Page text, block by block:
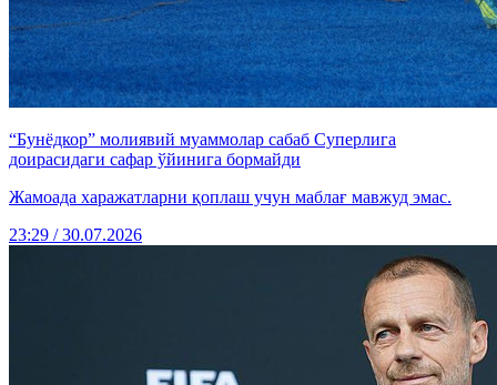
“Бунёдкор” молиявий муаммолар сабаб Суперлига
доирасидаги сафар ўйинига бормайди
Жамоада харажатларни қоплаш учун маблағ мавжуд эмас.
23:29 / 30.07.2026